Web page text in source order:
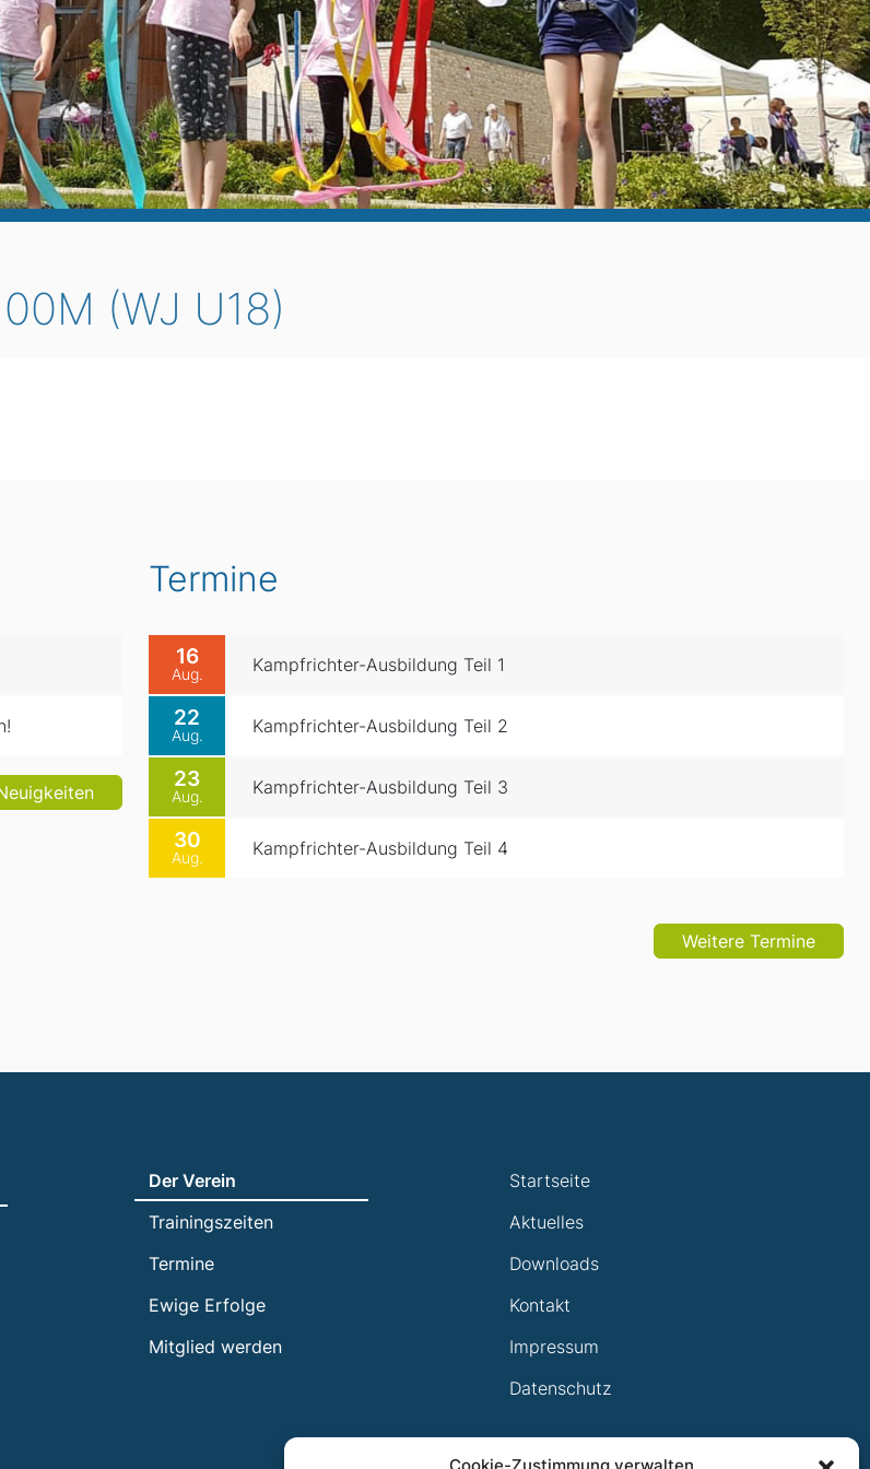
(WJ U18)
Termine
16
Aug. Kampfrichter-Ausbildung Teil 1
22
Aug. Kampfrichter-Ausbildung Teil 2
23
Aug. Kampfrichter-Ausbildung Teil 3
30
Aug. Kampfrichter-Ausbildung Teil 4
Weitere Termine
Der Verein
Trainingszeiten
Termine
Ewige Erfolge
Mitglied werden
Startseite
Aktuelles
Downloads
Kontakt
Impressum
Datenschutz